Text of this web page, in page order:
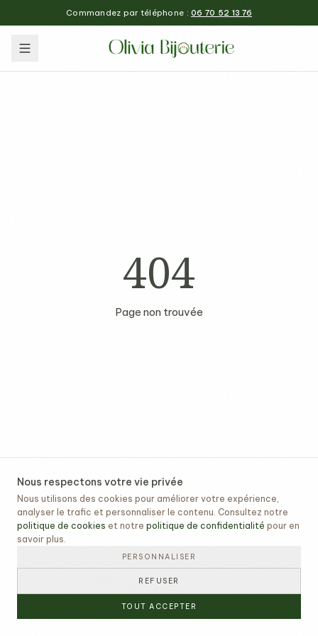
Commandez par téléphone :06 70 52 13 76
404
Page non trouvée
Nous respectons votre vie privée
Nous utilisons des cookies pour améliorer votre expérience,
analyser le trafic et personnaliser le contenu. Consultez notre
politique de cookies et notre politique de confidentialité pour en
savoir plus.
PERSONNALISER
REFUSER
TOUT ACCEPTER